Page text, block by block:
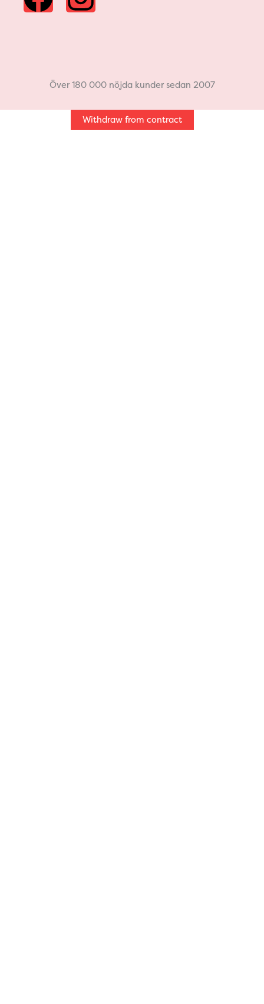
a
e
b
n
t
a
g
Över 180 000 nöjda kunder sedan 2007
Withdraw from contract